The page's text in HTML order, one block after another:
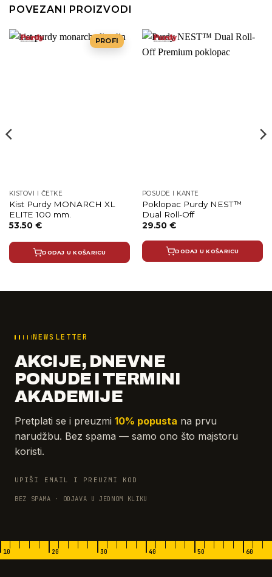
POVEZANI PROIZVODI
PROFI
KISTOVI I ČETKE
Kist Purdy MONARCH XL
ELITE 100 mm.
53.50 €
DODAJ U KOŠARICU
POSUDE I KANTE
Poklopac Purdy NEST™
Dual Roll-Off
29.50 €
DODAJ U KOŠARICU
NEWSLETTER
AKCIJE, DNEVNE
PONUDE I TERMINI
AKADEMIJE
Pretplati se i preuzmi 10% popusta na prvu
narudžbu. Bez spama — samo ono što majstoru
koristi.
UPIŠI EMAIL I PREUZMI KOD
BEZ SPAMA · ODJAVA U JEDNOM KLIKU
10 20 30 40 50 60